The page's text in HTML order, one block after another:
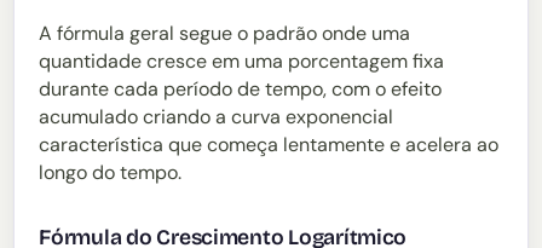
A fórmula geral segue o padrão onde uma
quantidade cresce em uma porcentagem fixa
durante cada período de tempo, com o efeito
acumulado criando a curva exponencial
característica que começa lentamente e acelera ao
longo do tempo.
Fórmula do Crescimento Logarítmico